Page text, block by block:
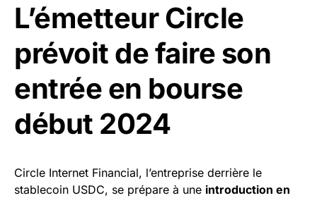
L’émetteur Circle
prévoit de faire son
entrée en bourse
début 2024
Circle Internet Financial, l’entreprise derrière le
stablecoin USDC, se prépare à une introduction en